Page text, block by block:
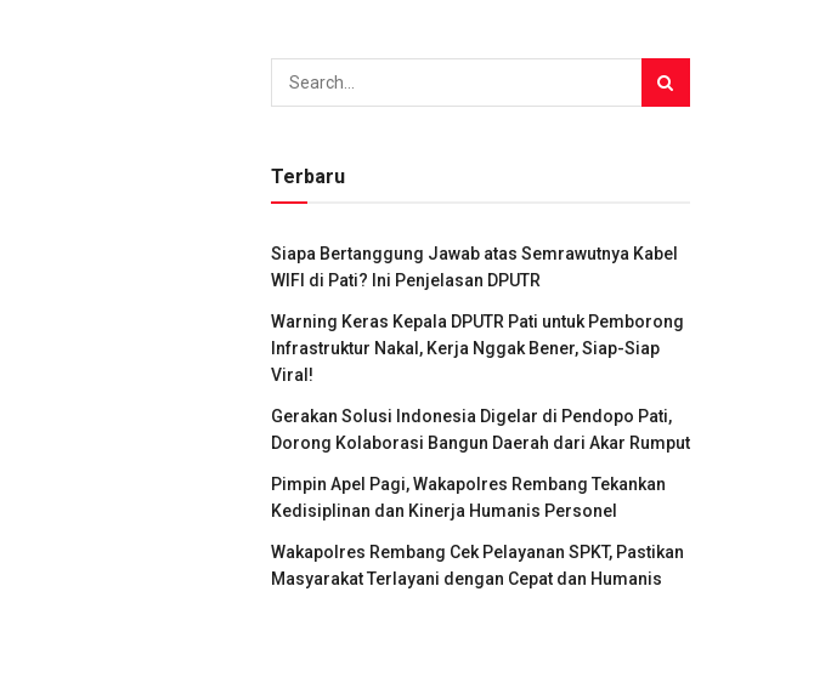
Terbaru
Siapa Bertanggung Jawab atas Semrawutnya Kabel
WIFI di Pati? Ini Penjelasan DPUTR
Warning Keras Kepala DPUTR Pati untuk Pemborong
Infrastruktur Nakal, Kerja Nggak Bener, Siap-Siap
Viral!
Gerakan Solusi Indonesia Digelar di Pendopo Pati,
Dorong Kolaborasi Bangun Daerah dari Akar Rumput
Pimpin Apel Pagi, Wakapolres Rembang Tekankan
Kedisiplinan dan Kinerja Humanis Personel
Wakapolres Rembang Cek Pelayanan SPKT, Pastikan
Masyarakat Terlayani dengan Cepat dan Humanis